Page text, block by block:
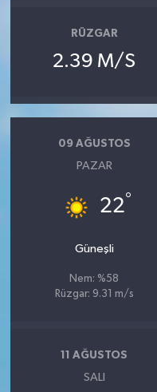
RÜZGAR
2.39 M/S
09 AĞUSTOS
PAZAR
22°
Güneşli
Nem: %58
Rüzgar: 9.31 m/s
11 AĞUSTOS
SALI